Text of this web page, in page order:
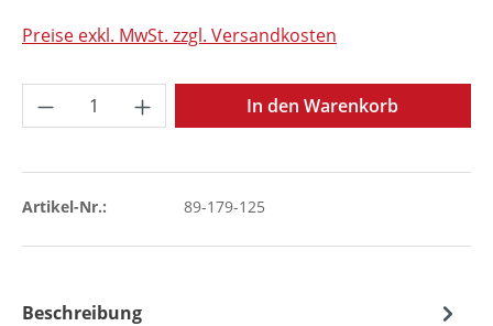
Preise exkl. MwSt. zzgl. Versandkosten
Produkt Anzahl: Gib den gewünschten
In den Warenkorb
Artikel-Nr.: 89-179-125
Beschreibung